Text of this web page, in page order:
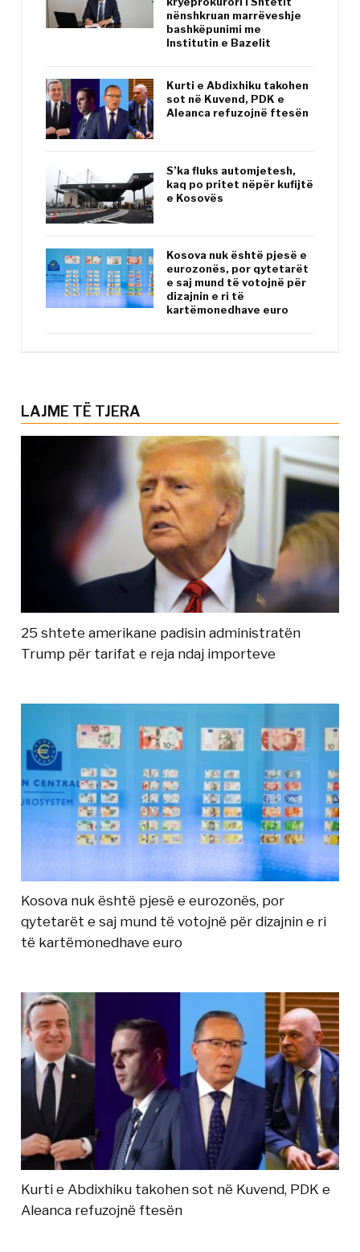
nënshkruan marrëveshje
bashkëpunimi me
Institutin e Bazelit
Kurti e Abdixhiku takohen
sot në Kuvend, PDK e
Aleanca refuzojnë ftesën
S’ka fluks automjetesh,
kaq po pritet nëpër kufijtë
e Kosovës
Kosova nuk është pjesë e
eurozonës, por qytetarët
e saj mund të votojnë për
dizajnin e ri të
kartëmonedhave euro
LAJME TË TJERA
25 shtete amerikane padisin administratën
Trump për tarifat e reja ndaj importeve
Kosova nuk është pjesë e eurozonës, por
qytetarët e saj mund të votojnë për dizajnin e ri
të kartëmonedhave euro
Kurti e Abdixhiku takohen sot në Kuvend, PDK e
Aleanca refuzojnë ftesën